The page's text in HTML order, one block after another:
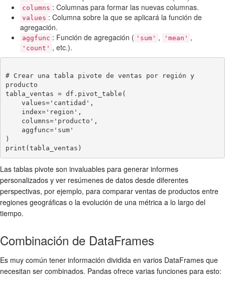
columns : Columnas para formar las nuevas columnas.
values : Columna sobre la que se aplicará la función de
agregación.
aggfunc : Función de agregación ( 'sum' , 'mean' ,
'count' , etc.).
# Crear una tabla pivote de ventas por región y
producto
tabla_ventas = df.pivot_table(
)
Las tablas pivote son invaluables para generar informes
personalizados y ver resúmenes de datos desde diferentes
perspectivas, por ejemplo, para comparar ventas de productos entre
regiones geográficas o la evolución de una métrica a lo largo del
tiempo.
Combinación de DataFrames
Es muy común tener información dividida en varios DataFrames que
necesitan ser combinados. Pandas ofrece varias funciones para esto: